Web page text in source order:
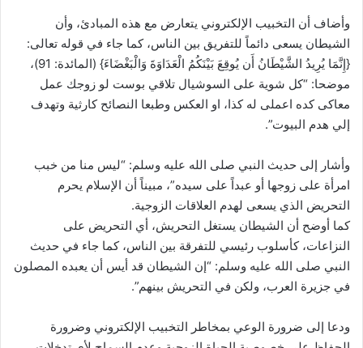
وأضاف أن التخبيب الإلكتروني يتعارض مع هذه المبادئ، وأن
الشيطان يسعى دائماً للتفريق بين الناس، كما جاء في قوله تعالى:
{إِنَّمَا يُرِيدُ الشَّيْطَانُ أَن يُوقِعَ بَيْنَكُمُ الْعَدَاوَةَ وَالْبَغْضَاءَ} (المائدة: 91)،
موضحا: “كل شوية على السوشيال تلاقي بوست لو زوجك عمل
معاكى كده اعملى له كذا، او العكس وطبعا النصائح كارثية وتهدف
إلي هدم البيوت”.
وأشار إلى حديث النبي صلى الله عليه وسلم: “ليس منا من خبب
امرأة على زوجها أو عبداً على سيده”، مبيناً أن الإسلام يحرم
التحريض الذي يسعى لهدم العلاقات الزوجية.
كما أوضح أن الشيطان يستغل التحريش، أي التحريض على
النزاعات، كأسلوب رئيسي للتفرقة بين الناس، كما جاء في حديث
النبي صلى الله عليه وسلم: “إن الشيطان قد أيس أن يعبده المصلون
في جزيرة العرب، ولكن في التحريش بينهم”.
ودعا إلى ضرورة الوعي بمخاطر التخبيب الإلكتروني وضرورة